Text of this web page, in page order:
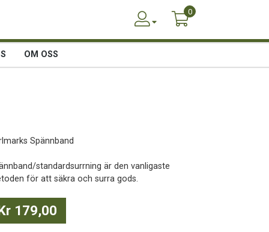
0
OM OSS
Spännband
standardsurrning är den vanligaste
för att säkra och surra gods.
179,00